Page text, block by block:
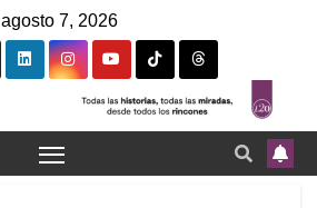
agosto 7, 2026